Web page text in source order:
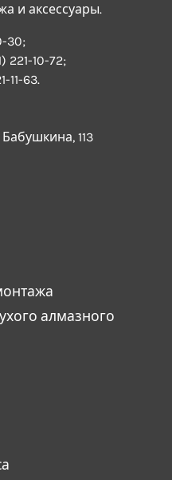
и аксессуары.
30;
221-10-72;
11-63.
Бабушкина, 113
алмазного